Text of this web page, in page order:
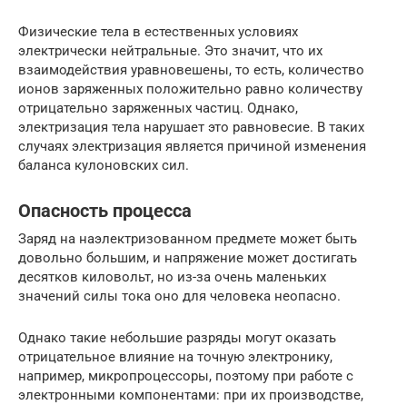
Физические тела в естественных условиях
электрически нейтральные. Это значит, что их
взаимодействия уравновешены, то есть, количество
ионов заряженных положительно равно количеству
отрицательно заряженных частиц. Однако,
электризация тела нарушает это равновесие. В таких
случаях электризация является причиной изменения
баланса кулоновских сил.
Опасность процесса
Заряд на наэлектризованном предмете может быть
довольно большим, и напряжение может достигать
десятков киловольт, но из-за очень маленьких
значений силы тока оно для человека неопасно.
Однако такие небольшие разряды могут оказать
отрицательное влияние на точную электронику,
например, микропроцессоры, поэтому при работе с
электронными компонентами: при их производстве,